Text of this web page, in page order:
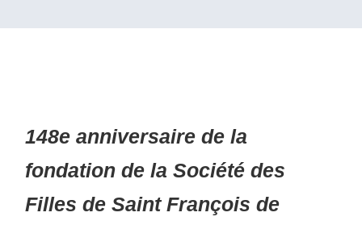
148e anniversaire de la
fondation de la Société des
Filles de Saint François de